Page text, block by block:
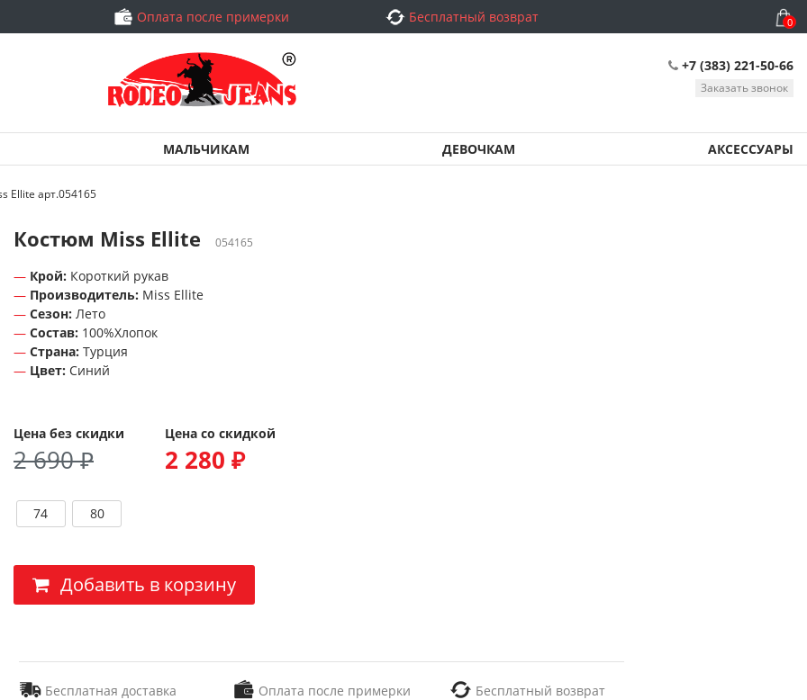
Оплата после примерки Бесплатный возврат 0
+7 (383) 221-50-66
Заказать звонок
МАЛЬЧИКАМ ДЕВОЧКАМ АКСЕССУАРЫ
Ellite арт.054165
Костюм Miss Ellite 054165
Крой: Короткий рукав
Производитель: Miss Ellite
Сезон: Лето
Состав: 100%Хлопок
Страна: Турция
Цвет: Синий
Цена без скидки
2 690 ₽
Цена со скидкой
2 280 ₽
74 80
Добавить в корзину
Бесплатная доставка Оплата после примерки Бесплатный возврат